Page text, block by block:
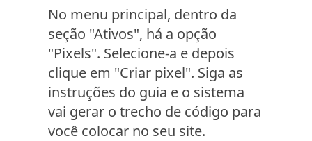
No menu principal, dentro da
seção "Ativos", há a opção
"Pixels". Selecione-a e depois
clique em "Criar pixel". Siga as
instruções do guia e o sistema
vai gerar o trecho de código para
você colocar no seu site.